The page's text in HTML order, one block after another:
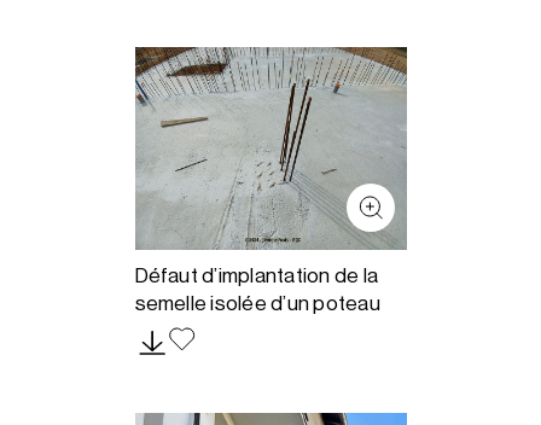
Défaut d’implantation de la
semelle isolée d’un poteau